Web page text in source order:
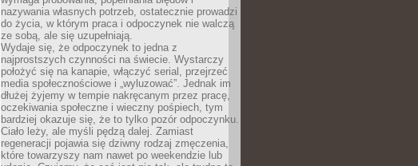
nazywania własnych potrzeb, ostatecznie prowadzi
do życia, w którym praca i odpoczynek nie walczą
ze sobą, ale się uzupełniają.
Wydaje się, że odpoczynek to jedna z
najprostszych czynności na świecie. Wystarczy
położyć się na kanapie, włączyć serial, przejrzeć
media społecznościowe i „wyluzować”. Jednak im
dłużej żyjemy w tempie nakręcanym przez pracę,
oczekiwania społeczne i wieczny pośpiech, tym
bardziej okazuje się, że to tylko pozór odpoczynku.
Ciało leży, ale myśli pędzą dalej. Zamiast
regeneracji pojawia się dziwny rodzaj zmęczenia,
które towarzyszy nam nawet po weekendzie lub